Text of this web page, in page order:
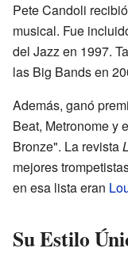
Pete Candoli
musical. Fue
del Jazz en 1997.
las Big Bands en
Además, ganó
Beat, Metronome y
Bronze". La revista
mejores
en esa lista eran
Su Estilo